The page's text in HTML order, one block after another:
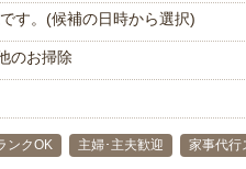
す。(候補の日時から選択)
のお掃除
ンクOK 主婦･主夫歓迎
家事代行